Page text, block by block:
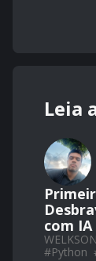
Leia
com
#Python